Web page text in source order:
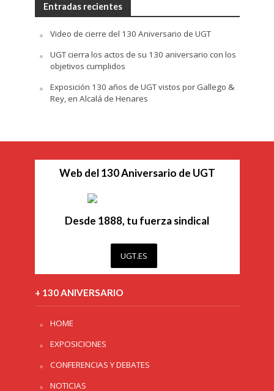
Entradas recientes
Video de cierre del 130 Aniversario de UGT
UGT cierra los actos de su 130 aniversario con los
objetivos cumplidos
Exposición 130 años de UGT vistos por Gallego &
Rey, en Alcalá de Henares
Web del 130 Aniversario de UGT
Desde 1888, tu fuerza sindical
UGT.ES
+ 130 ANIVERSARIO
HOME
EXPOSICIONES
CONFERENCIAS Y DEBATES
NOTICIAS